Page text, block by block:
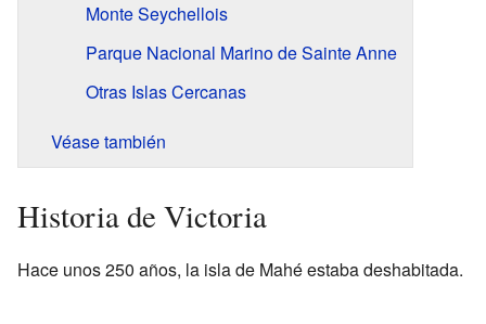
Monte Seychellois
Parque Nacional Marino de Sainte Anne
Otras Islas Cercanas
Véase también
Historia de Victoria
Hace unos 250 años, la isla de Mahé estaba deshabitada.